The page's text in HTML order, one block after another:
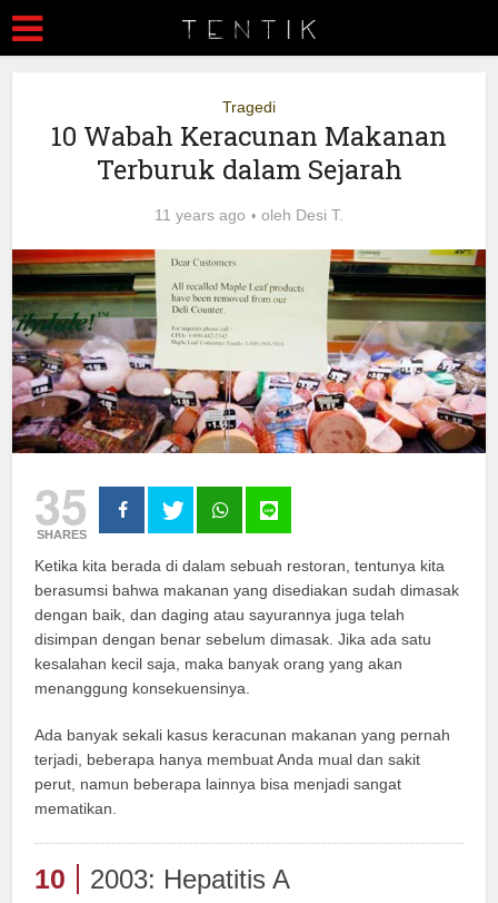
Tragedi
10 Wabah Keracunan Makanan
Terburuk dalam Sejarah
11 years ago oleh Desi T.
35
SHARES
Ketika kita berada di dalam sebuah restoran, tentunya kita
berasumsi bahwa makanan yang disediakan sudah dimasak
dengan baik, dan daging atau sayurannya juga telah
disimpan dengan benar sebelum dimasak. Jika ada satu
kesalahan kecil saja, maka banyak orang yang akan
menanggung konsekuensinya.
Ada banyak sekali kasus keracunan makanan yang pernah
terjadi, beberapa hanya membuat Anda mual dan sakit
perut, namun beberapa lainnya bisa menjadi sangat
mematikan.
10 2003: Hepatitis A